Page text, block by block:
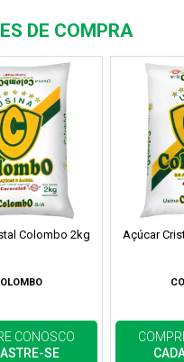
DE COMPRA
Colombo 2kg
CONOSCO
SE
Açúcar